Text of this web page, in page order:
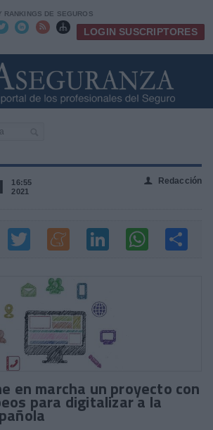
RANKINGS DE SEGUROS
   LOGIN SUSCRIPTORES
16:55
2021
👤 Redacción
en marcha un proyecto con
para digitalizar a la